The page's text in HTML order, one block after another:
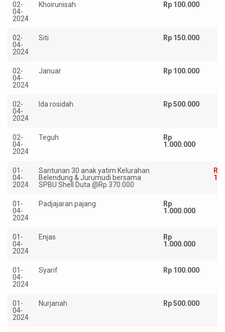
02-
04-
2024
Khoirunisah Rp 100.000
02-
04-
2024
Siti Rp 150.000
02-
04-
2024
Januar Rp 100.000
02-
04-
2024
Ida rosidah Rp 500.000
02-
04-
2024
Teguh
Rp
1.000.000
01-
04-
2024
Santunan 30 anak yatim Kelurahan
Belendung & Jurumudi bersama
SPBU Shell Duta @Rp 370.000
Rp
01-
04-
2024
Padjajaran pajang
Rp
1.000.000
01-
04-
2024
Enjas
Rp
1.000.000
01-
04-
2024
Syarif Rp 100.000
01-
04-
2024
Nurjanah Rp 500.000